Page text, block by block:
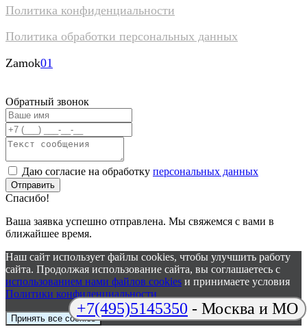
Политика конфиденциальности
Политика обработки персональных данных
Zamok01
Обратный звонок
Даю согласие на обработку персональных данных
Отправить
Спасибо!
Ваша заявка успешно отправлена. Мы свяжемся с вами в
ближайшее время.
Наш сайт использует файлы cookies, чтобы улучшить работу
сайта. Продолжая использование сайта, вы соглашаетесь c
использованием нами файлов cookies и принимаете условия
Политики конфиденциальности
Принять все cookies
+7(495)5145350 - Москва и МО